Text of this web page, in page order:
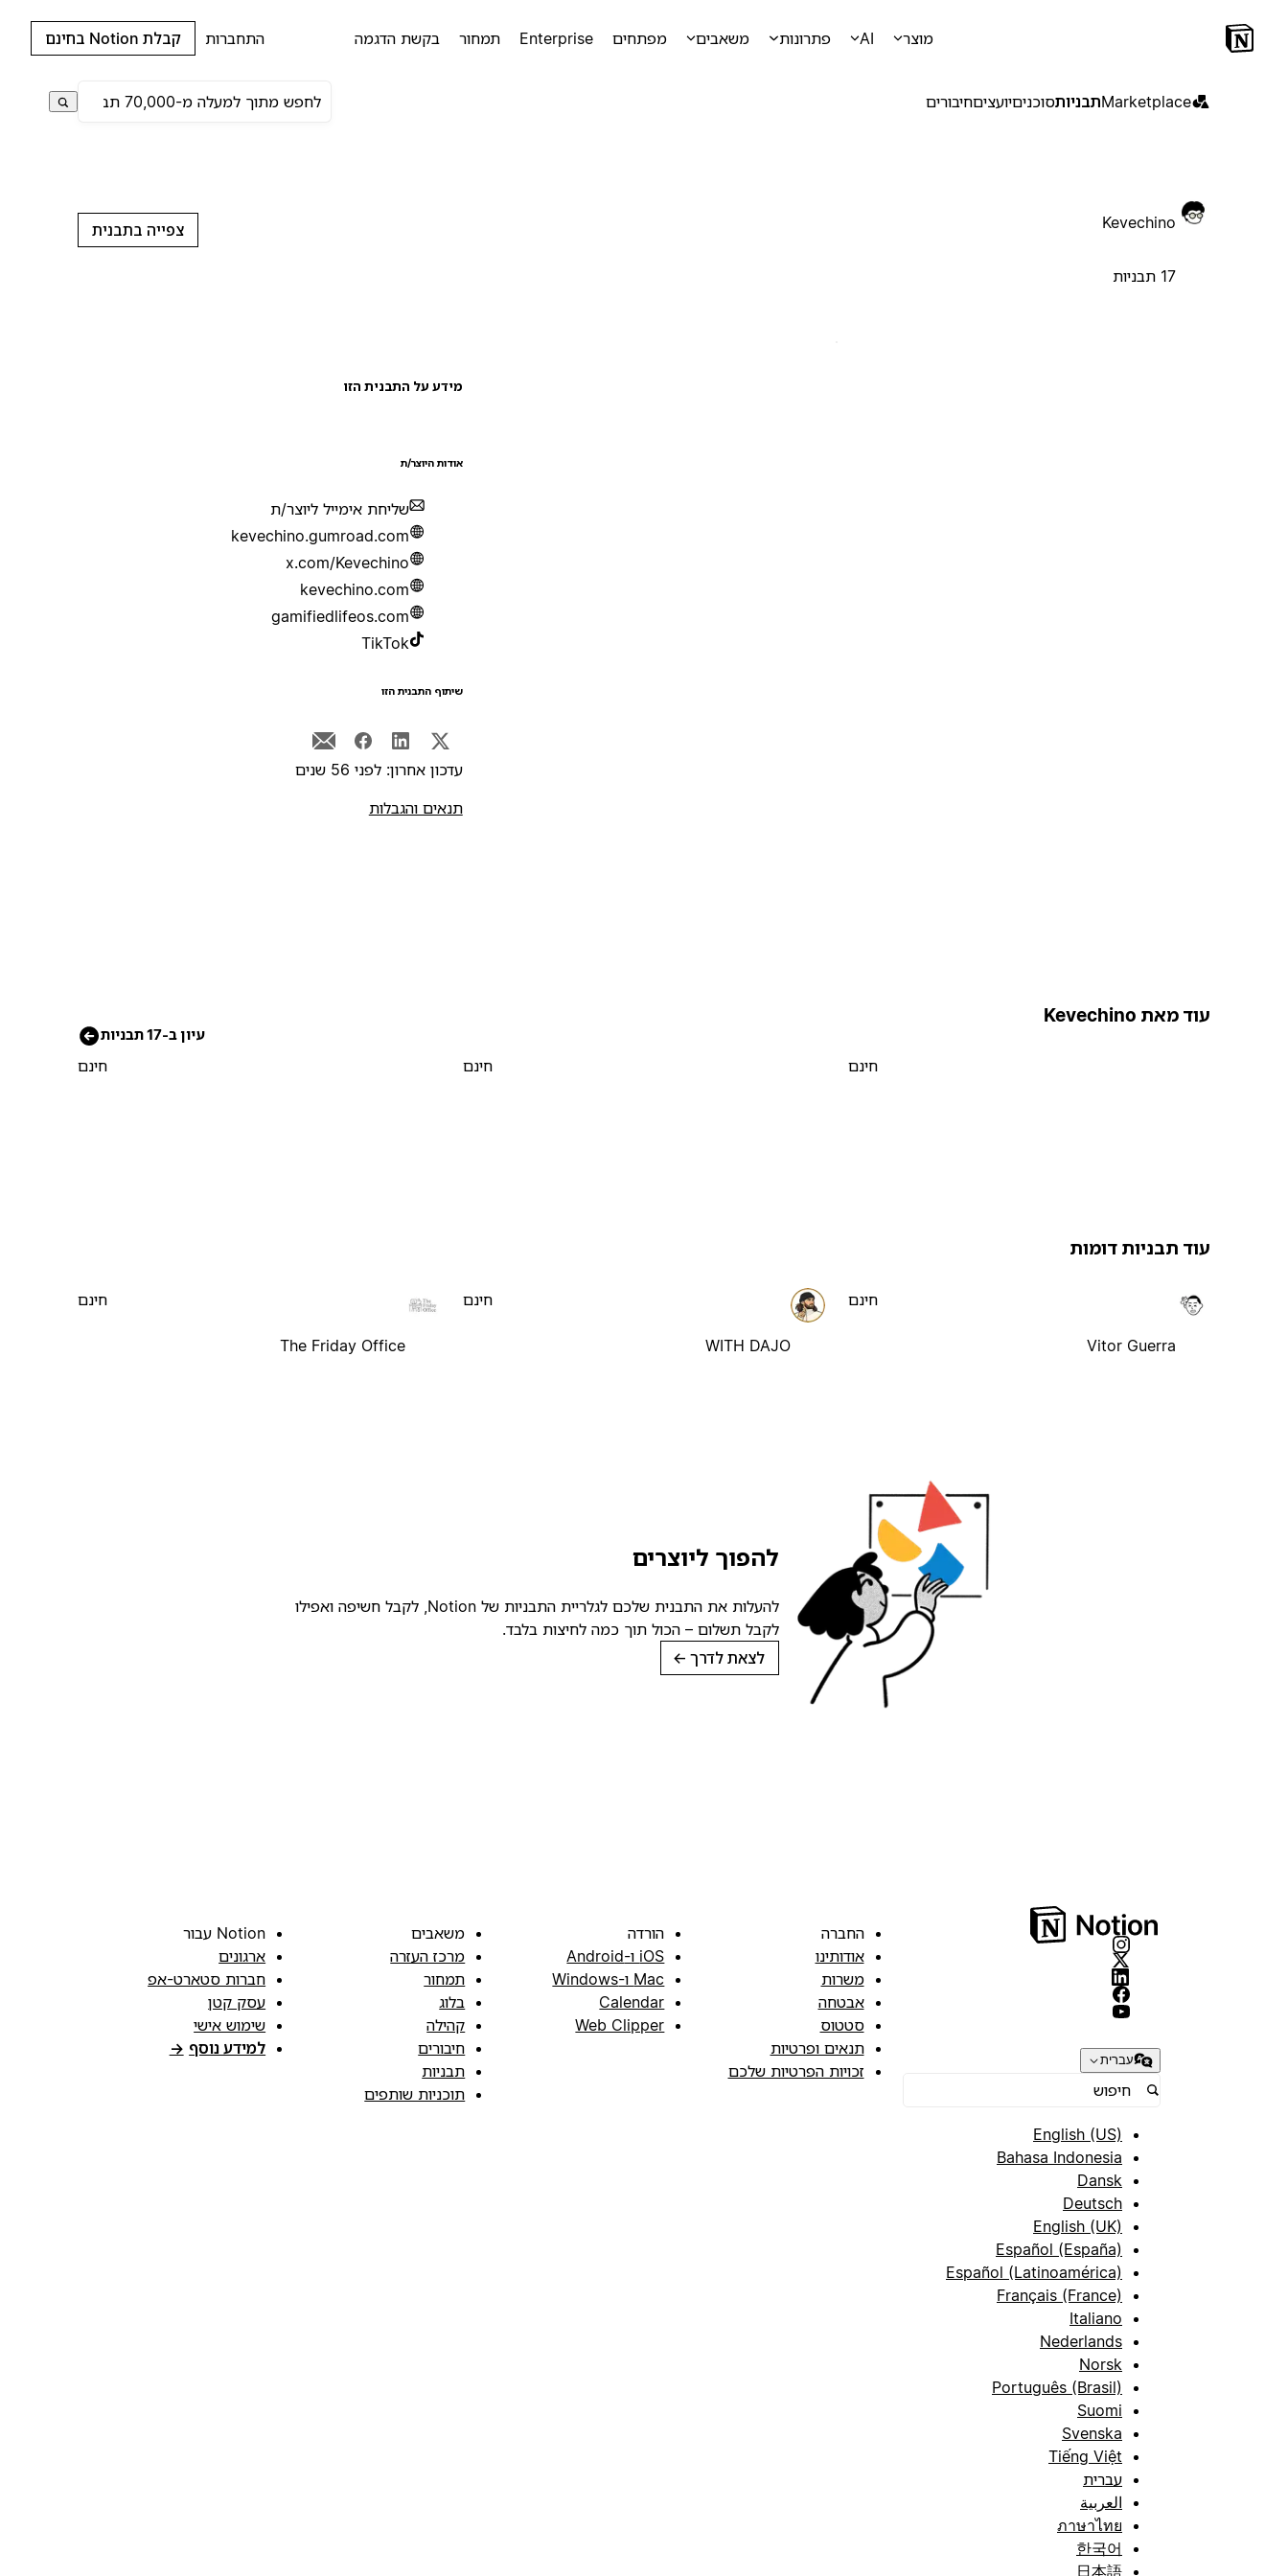
מוצר AI פתרונות משאבים מפתחים Enterprise תמחור בקשת הדגמה התחברות קבלת Notion בחינם
Marketplaceתבניותסוכניםיועציםחיבורים
Kevechino
17 תבניות
צפייה בתבנית
מידע על התבנית הזו
אודות היוצר/ת
שליחת אימייל ליוצר/ת
kevechino.gumroad.com
x.com/Kevechino
kevechino.com
gamifiedlifeos.com
TikTok
שיתוף התבנית הזו
עדכון אחרון: לפני 56 שנים
תנאים והגבלות
עוד מאת Kevechino
עיון ב-17 תבניות
חינם חינם חינם
עוד תבניות דומות
Vitor Guerra
חינם
WITH DAJO
חינם
The Friday Office
חינם
להפוך ליוצרים
להעלות את התבנית שלכם לגלריית התבניות של Notion, לקבל חשיפה ואפילו
לקבל תשלום – הכול תוך כמה לחיצות בלבד.
לצאת לדרך →
עברית
English (US)
Bahasa Indonesia
Dansk
Deutsch
English (UK)
Español (España)
Español (Latinoamérica)
Français (France)
Italiano
Nederlands
Norsk
Português (Brasil)
Suomi
Svenska
Tiếng Việt
עברית
العربية
ภาษาไทย
한국어
日本語
החברה
אודותינו
משרות
אבטחה
סטטוס
תנאים ופרטיות
זכויות הפרטיות שלכם
הורדה
iOS ו-Android
Mac ו-Windows
Calendar
Web Clipper
משאבים
מרכז העזרה
תמחור
בלוג
קהילה
חיבורים
תבניות
תוכניות שותפים
Notion עבור
ארגונים
חברות סטארט-אפ
עסק קטן
שימוש אישי
למידע נוסף →